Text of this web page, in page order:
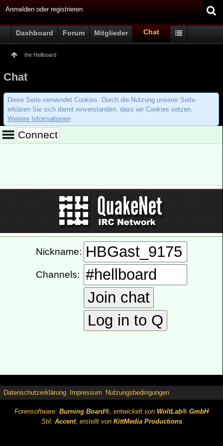
Anmelden oder registrieren
Dashboard Forum Mitglieder Chat
the Hellboard
Chat
Diese Seite verwendet Cookies. Durch die Nutzung unserer Seite
erklären Sie sich damit einverstanden, dass wir Cookies setzen.
Weitere Informationen
Datenschutzerklärung Impressum Nutzungsbedingungen
Forensoftware: Burning Board®, entwickelt von WoltLab® GmbH
Stil: Accent, erstellt von KittMedia Productions